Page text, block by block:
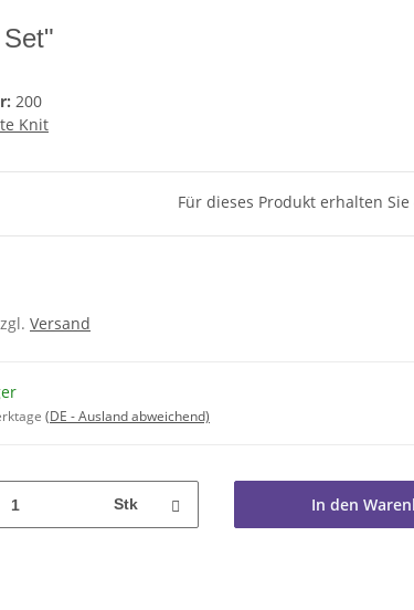
200
Knit
Für dieses Produkt erhalten Sie
Versand
(DE - Ausland abweichend)
Stk In den